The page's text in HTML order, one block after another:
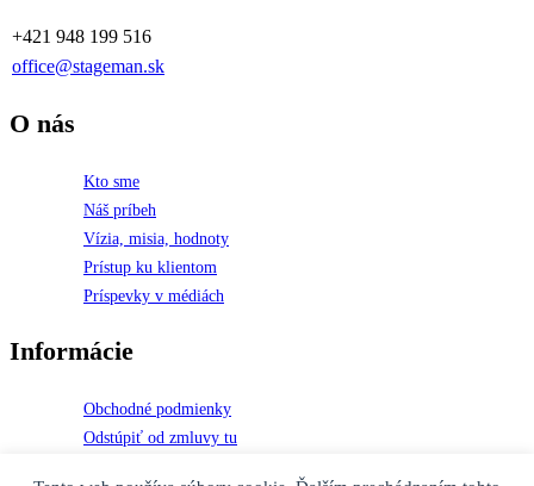
+421 948 199 516
office@stageman.sk
O nás
Kto sme
Náš príbeh
Vízia, misia, hodnoty
Prístup ku klientom
Príspevky v médiách
Informácie
Obchodné podmienky
Odstúpiť od zmluvy tu